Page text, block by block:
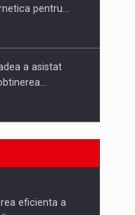
25…
pentru…
a asistat
DIN MEDIUL
eficienta a